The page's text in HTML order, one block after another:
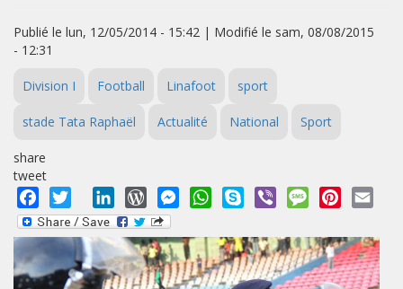
Publié le lun, 12/05/2014 - 15:42 | Modifié le sam, 08/08/2015
- 12:31
Division I Football Linafoot sport
stade Tata Raphaël Actualité National Sport
share
tweet
Facebook
Twitter LinkedInWordPressMessengerWhatsApp
Skype Viber MessagePinterest